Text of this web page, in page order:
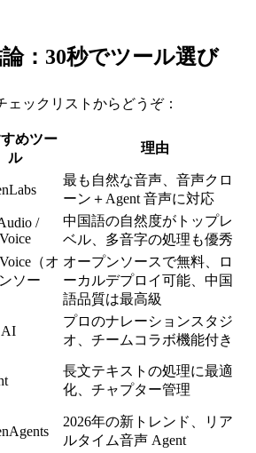
：30秒でツール選び
ックリストからどうぞ：
めツー
ル
理由
最も自然な音声、音声クロ
ーン＋Agent 音声に対応
/
中国語の自然度がトップレ
ベル、多音字の処理も優秀
（オ
ソー
オープンソースで無料、ロ
ーカルデプロイ可能、中国
語品質は最高級
プロのナレーションスタジ
オ、チームコラボ機能付き
長文テキストの処理に最適
化、チャプター管理
2026年の新トレンド、リア
ルタイム音声 Agent